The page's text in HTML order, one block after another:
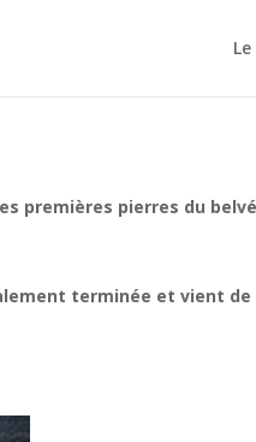
premières pierres du
terminée et vient de